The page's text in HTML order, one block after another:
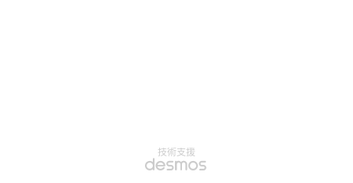
技術支援